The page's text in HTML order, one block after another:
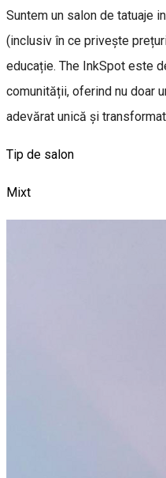
​Suntem un salon de tatuaje
(inclusiv în ce privește
educație. The InkSpot este
comunității, oferind nu doar
adevărat unică și
Tip de salon
Mixt